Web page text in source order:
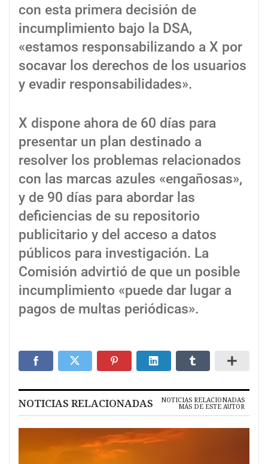
con esta primera decisión de
incumplimiento bajo la DSA,
«estamos responsabilizando a X por
socavar los derechos de los usuarios
y evadir responsabilidades».
X dispone ahora de 60 días para
presentar un plan destinado a
resolver los problemas relacionados
con las marcas azules «engañosas»,
y de 90 días para abordar las
deficiencias de su repositorio
publicitario y del acceso a datos
públicos para investigación. La
Comisión advirtió de que un posible
incumplimiento «puede dar lugar a
pagos de multas periódicas».
NOTICIAS RELACIONADAS NOTICIAS RELACIONADAS
MÁS DE ESTE AUTOR